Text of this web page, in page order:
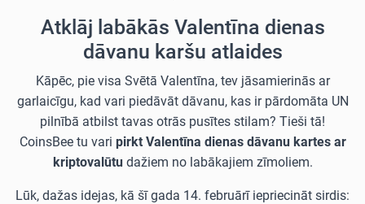
Atklāj labākās Valentīna dienas
dāvanu karšu atlaides
Kāpēc, pie visa Svētā Valentīna, tev jāsamierinās ar
garlaicīgu, kad vari piedāvāt dāvanu, kas ir pārdomāta UN
pilnībā atbilst tavas otrās pusītes stilam? Tieši tā!
CoinsBee tu vari pirkt Valentīna dienas dāvanu kartes ar
kriptovalūtudažiem no labākajiem zīmoliem.
Lūk, dažas idejas, kā šī gada 14. februārī iepriecināt sirdis: